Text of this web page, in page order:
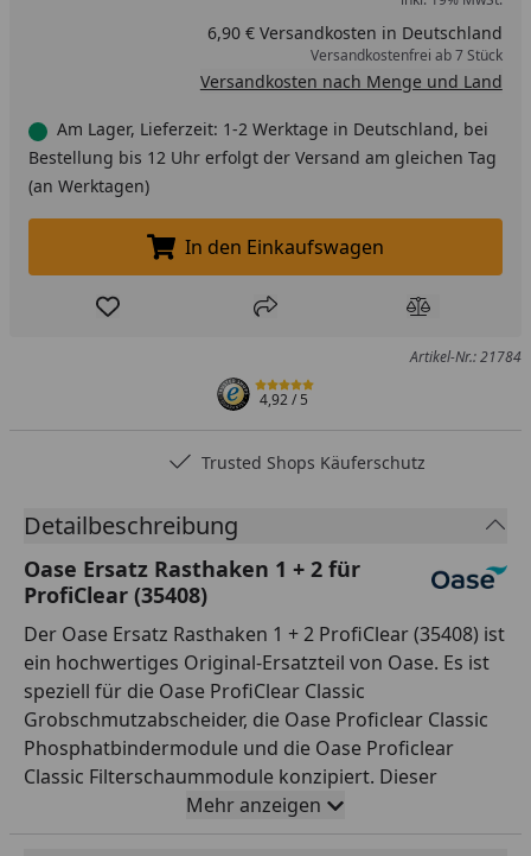
6,90 € Versandkosten in Deutschland
Versandkostenfrei ab 7 Stück
Versandkosten nach Menge und Land
Am Lager, Lieferzeit: 1-2 Werktage in Deutschland, bei
Bestellung bis 12 Uhr erfolgt der Versand am gleichen Tag
(an Werktagen)
In den Einkaufswagen legen
In den Einkaufswagen
Produkt zur Wunschliste hinzufügen
Teilen Produkt
Artikel-Nr.: 21784
4,92/ 5
Trusted Shops Käuferschutz
Detailbeschreibung
Oase Ersatz Rasthaken 1 + 2 für
ProfiClear (35408)
Der Oase Ersatz Rasthaken 1 + 2 ProfiClear (35408) ist
ein hochwertiges Original-Ersatzteil von Oase. Es ist
speziell für die Oase ProfiClear Classic
Grobschmutzabscheider, die Oase Proficlear Classic
Phosphatbindermodule und die Oase Proficlear
Classic Filterschaummodule konzipiert. Dieser
Ersatzrasthaken ist eine gute Wahl für ein
zuverlässiges Ergebnis und eine lange Lebensdauer.
Mehr anzeigen